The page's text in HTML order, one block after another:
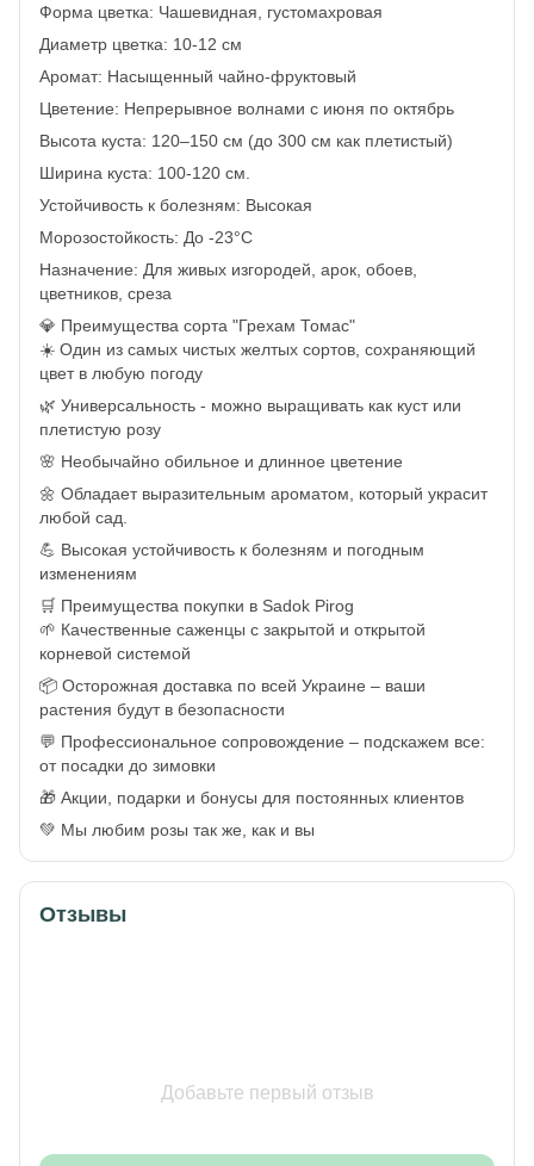
Форма цветка: Чашевидная, густомахровая
Диаметр цветка: 10-12 см
Аромат: Насыщенный чайно-фруктовый
Цветение: Непрерывное волнами с июня по октябрь
Высота куста: 120–150 см (до 300 см как плетистый)
Ширина куста: 100-120 см.
Устойчивость к болезням: Высокая
Морозостойкость: До -23°C
Назначение: Для живых изгородей, арок, обоев,
цветников, среза
💎 Преимущества сорта "Грехам Томас"
☀️ Один из самых чистых желтых сортов, сохраняющий
цвет в любую погоду
🌿 Универсальность - можно выращивать как куст или
плетистую розу
🌸 Необычайно обильное и длинное цветение
🌼 Обладает выразительным ароматом, который украсит
любой сад.
💪 Высокая устойчивость к болезням и погодным
изменениям
🛒 Преимущества покупки в Sadok Pirog
🌱 Качественные саженцы с закрытой и открытой
корневой системой
📦 Осторожная доставка по всей Украине – ваши
растения будут в безопасности
💬 Профессиональное сопровождение – подскажем все:
от посадки до зимовки
🎁 Акции, подарки и бонусы для постоянных клиентов
💚 Мы любим розы так же, как и вы
Отзывы
Добавьте первый отзыв